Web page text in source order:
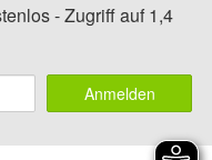
- Zugriff auf 1,4
Anmelden